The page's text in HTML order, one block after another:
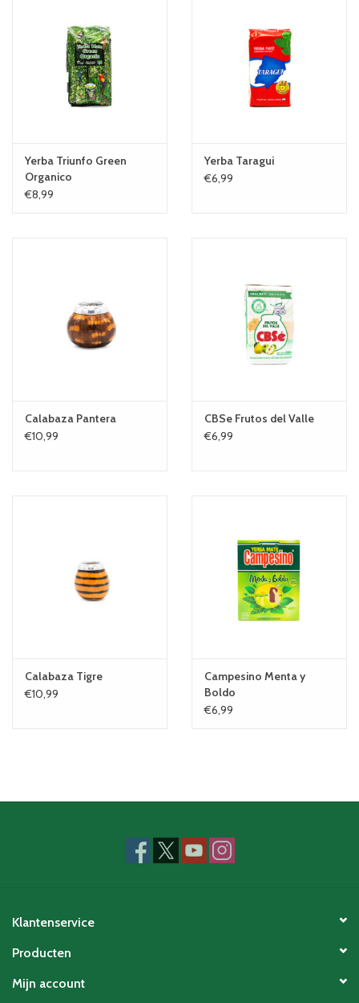
Yerba Triunfo Green
Organico
€8,99
Yerba Taragui
€6,99
Calabaza Pantera
€10,99
CBSe Frutos del Valle
€6,99
Calabaza Tigre
€10,99
Campesino Menta y
Boldo
€6,99
Klantenservice
Producten
Mijn account